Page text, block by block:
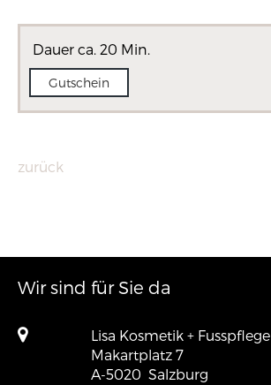
Dauer ca. 20 Min.
Gutschein
zurück
Wir sind für Sie da
Lisa Kosmetik + Fusspflege
Makartplatz 7
A-5020 Salzburg